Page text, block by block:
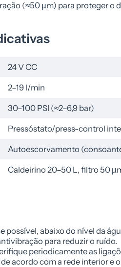
(≈50 µm) para proteger o
24 V CC
2–19 l/min
30–100 PSI (≈2–6,9 bar)
Pressóstato/press-control
Autoescorvamento
Caldeirino 20–50 L, filtro 50
possível, abaixo do nível da
para reduzir o ruído.
periodicamente as
acordo com a rede interior e